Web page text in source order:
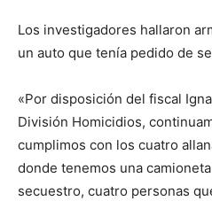
Los investigadores hallaron
un auto que tenía pedido de
«Por disposición del fiscal
División Homicidios,
cumplimos con los cuatro
donde tenemos una
secuestro, cuatro personas